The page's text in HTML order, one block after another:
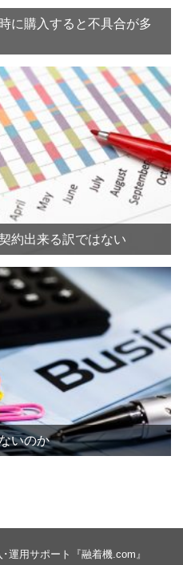
に購入すると不具合が多
約出来る訳ではない
いのか
運用サポート『融着機.com』